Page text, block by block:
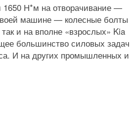
1650 Н*м на отворачивание —
машине — колесные болты
и на вполне «взрослых» Kia
большинство силовых задач
И на других промышленных и